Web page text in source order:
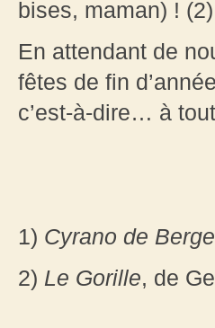
bises, maman) ! (2)
En attendant de
fêtes de fin
c’est-à-dire… à
1) Cyrano de
2) Le Gorille, de